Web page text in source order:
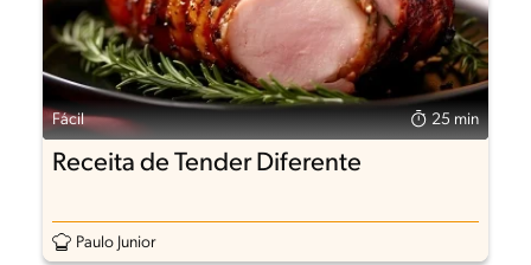
Fácil 25 min
Receita de Tender Diferente
Paulo Junior